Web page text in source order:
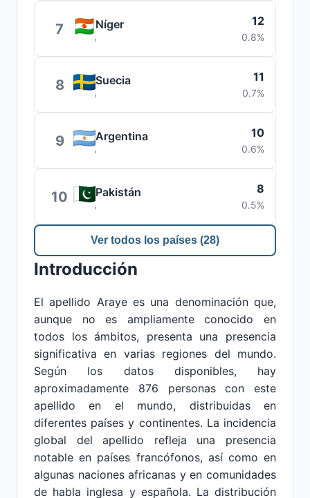
7 Níger 12
0.8%
8 Suecia 11
0.7%
9 Argentina 10
0.6%
10 Pakistán 8
0.5%
Ver todos los países (28)
Introducción
El apellido Araye es una denominación que,
aunque no es ampliamente conocido en
todos los ámbitos, presenta una presencia
significativa en varias regiones del mundo.
Según los datos disponibles, hay
aproximadamente 876 personas con este
apellido en el mundo, distribuidas en
diferentes países y continentes. La incidencia
global del apellido refleja una presencia
notable en países francófonos, así como en
algunas naciones africanas y en comunidades
de habla inglesa y española. La distribución